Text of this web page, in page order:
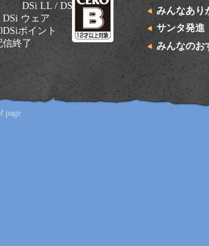
/ DSi
DSi ウェア
ポイント
信終了
みんなあり
サンタ発進
みんなのお
page